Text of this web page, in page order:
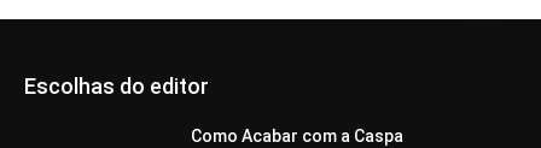
Escolhas do editor
Como Acabar com a Caspa